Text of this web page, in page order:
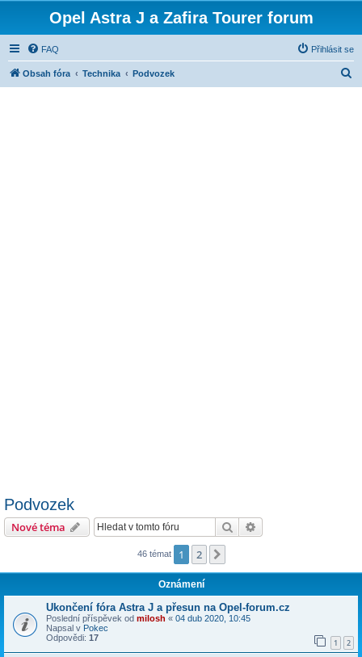
Opel Astra J a Zafira Tourer forum
FAQ Přihlásit se
Obsah fóra Technika Podvozek
Podvozek
Nové téma Hledat
46 témat 1 2
Oznámení
Ukončení fóra Astra J a přesun na Opel-forum.cz
Poslední příspěvek od milosh « 04 dub 2020, 10:45
Napsal v Pokec
Odpovědi: 17 1 2